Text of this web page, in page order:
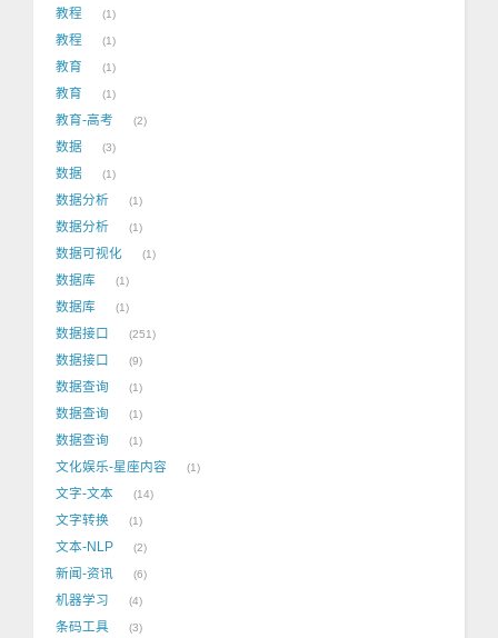
教程 1
教程 1
教育 1
教育 1
教育-高考 2
数据 3
数据 1
数据分析 1
数据分析 1
数据可视化 1
数据库 1
数据库 1
数据接口 251
数据接口 9
数据查询 1
数据查询 1
数据查询 1
文化娱乐-星座内容 1
文字-文本 14
文字转换 1
文本-NLP 2
新闻-资讯 6
机器学习 4
条码工具 3